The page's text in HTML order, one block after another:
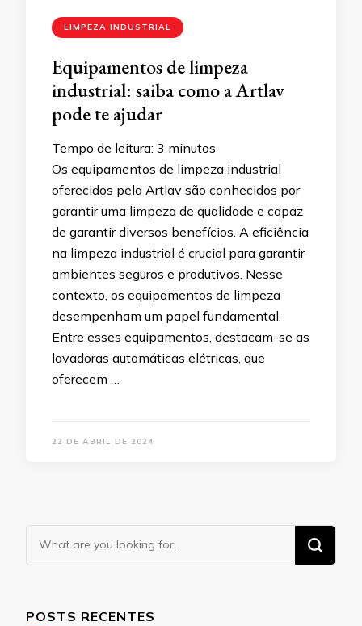
LIMPEZA INDUSTRIAL
Equipamentos de limpeza
industrial: saiba como a Artlav
pode te ajudar
Tempo de leitura: 3 minutos
Os equipamentos de limpeza industrial
oferecidos pela Artlav são conhecidos por
garantir uma limpeza de qualidade e capaz
de garantir diversos benefícios. A eficiência
na limpeza industrial é crucial para garantir
ambientes seguros e produtivos. Nesse
contexto, os equipamentos de limpeza
desempenham um papel fundamental.
Entre esses equipamentos, destacam-se as
lavadoras automáticas elétricas, que
oferecem …
22 DE ABRIL DE 2024
Looking
for
POSTS RECENTES